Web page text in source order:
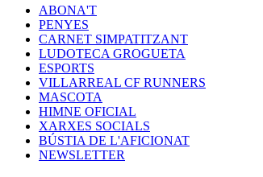
ABONA'T
PENYES
CARNET SIMPATITZANT
LUDOTECA GROGUETA
ESPORTS
VILLARREAL CF RUNNERS
MASCOTA
HIMNE OFICIAL
XARXES SOCIALS
BÚSTIA DE L'AFICIONAT
NEWSLETTER